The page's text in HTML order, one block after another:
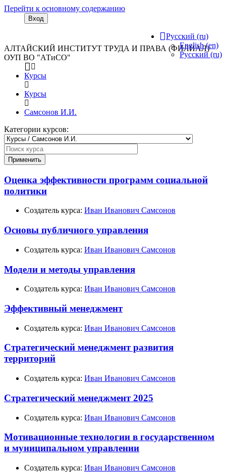
Перейти к основному содержанию
Вход
Русский ‎(ru)‎
English ‎(en)‎
Русский ‎(ru)‎
АЛТАЙСКИЙ ИНСТИТУТ ТРУДА И ПРАВА (ФИЛИАЛ)
ОУП ВО "АТиСО"
Курсы
Курсы
Самсонов И.И.
Категории курсов:
Поиск
курса
Применить
Оценка эффективности программ социальной
политики
Создатель курса: Иван Иванович Самсонов
Основы публичного управления
Создатель курса: Иван Иванович Самсонов
Модели и методы управления
Создатель курса: Иван Иванович Самсонов
Эффективный менеджмент
Создатель курса: Иван Иванович Самсонов
Стратегический менеджмент развития
территорий
Создатель курса: Иван Иванович Самсонов
Стратегический менеджмент 2025
Создатель курса: Иван Иванович Самсонов
Мотивационные технологии в государственном
и муниципальном управлении
Создатель курса: Иван Иванович Самсонов